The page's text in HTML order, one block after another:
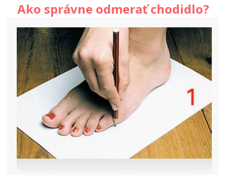
Ako správne odmerať chodidlo?